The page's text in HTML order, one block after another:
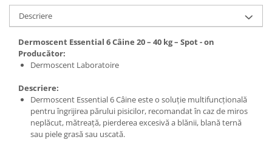
Descriere
Dermoscent Essential 6 Câine 20 – 40 kg – Spot - on
Producător:
Dermoscent Laboratoire
Descriere:
Dermoscent Essential 6 Câine este o soluție multifuncțională
pentru îngrijirea părului pisicilor, recomandat în caz de miros
neplăcut, mătreață, pierderea excesivă a blănii, blană ternă
sau piele grasă sau uscată.